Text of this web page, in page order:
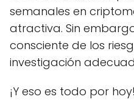
semanales en
atractiva. Sin
consciente de los
investigación
¡Y eso es todo por hoy!